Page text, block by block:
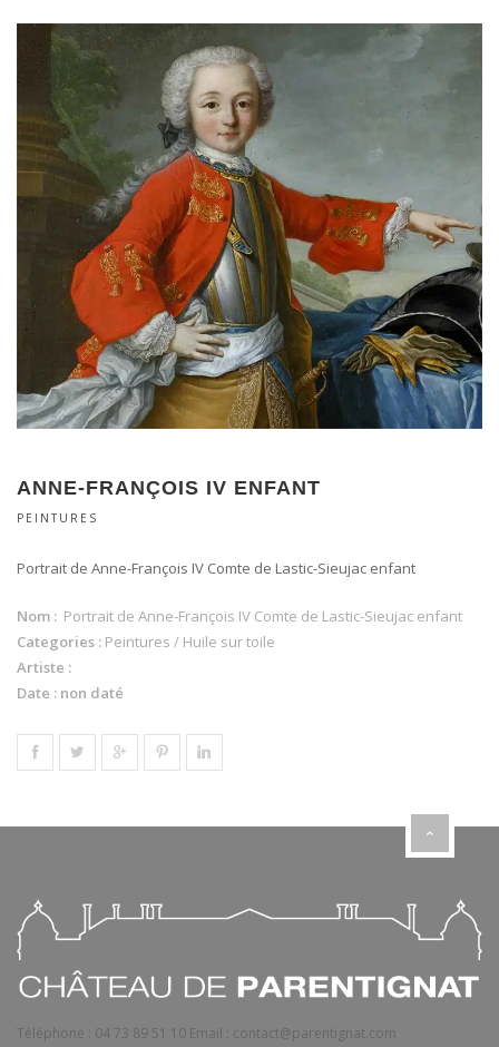
ANNE-FRANÇOIS IV ENFANT
PEINTURES
Portrait de Anne-François IV Comte de Lastic-Sieujac enfant
Nom : Portrait de Anne-François IV Comte de Lastic-Sieujac enfant
Categories : Peintures / Huile sur toile
Artiste :
Date : non daté
Téléphone : 04 73 89 51 10 Email : contact@parentignat.com